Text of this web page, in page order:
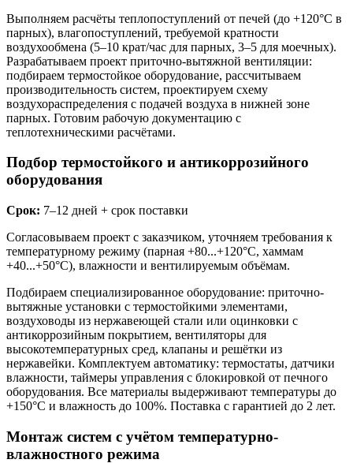
Выполняем расчёты теплопоступлений от печей (до +120°C в
парных), влагопоступлений, требуемой кратности
воздухообмена (5–10 крат/час для парных, 3–5 для моечных).
Разрабатываем проект приточно-вытяжной вентиляции:
подбираем термостойкое оборудование, рассчитываем
производительность систем, проектируем схему
воздухораспределения с подачей воздуха в нижней зоне
парных. Готовим рабочую документацию с
теплотехническими расчётами.
Подбор термостойкого и антикоррозийного
оборудования
Срок: 7–12 дней + срок поставки
Согласовываем проект с заказчиком, уточняем требования к
температурному режиму (парная +80...+120°C, хаммам
+40...+50°C), влажности и вентилируемым объёмам.
Подбираем специализированное оборудование: приточно-
вытяжные установки с термостойкими элементами,
воздуховоды из нержавеющей стали или оцинковки с
антикоррозийным покрытием, вентиляторы для
высокотемпературных сред, клапаны и решётки из
нержавейки. Комплектуем автоматику: термостаты, датчики
влажности, таймеры управления с блокировкой от печного
оборудования. Все материалы выдерживают температуры до
+150°C и влажность до 100%. Поставка с гарантией до 2 лет.
Монтаж систем с учётом температурно-
влажностного режима